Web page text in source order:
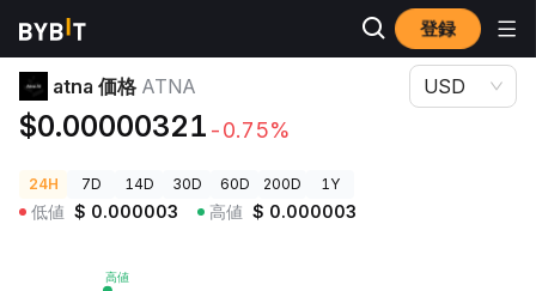
登録
暗号資産価格
atna 価格 ATNA
$0.00000321 -0.75%
USD
24H 7D 14D 30D 60D 200D 1Y
低値 $ 0.000003 高値 $ 0.000003